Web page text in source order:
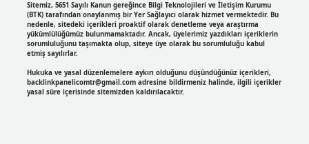
Sitemiz, 5651 Sayılı Kanun gereğince Bilgi Teknolojileri ve İletişim Kurumu
(BTK) tarafından onaylanmış bir Yer Sağlayıcı olarak hizmet vermektedir. Bu
nedenle, sitedeki içerikleri proaktif olarak denetleme veya araştırma
yükümlülüğümüz bulunmamaktadır. Ancak, üyelerimiz yazdıkları içeriklerin
sorumluluğunu taşımakta olup, siteye üye olarak bu sorumluluğu kabul
etmiş sayılırlar.
Hukuka ve yasal düzenlemelere aykırı olduğunu düşündüğünüz içerikleri,
backlinkpanelicomtr@gmail.comadresine bildirmeniz halinde, ilgili içerikler
yasal süre içerisinde sitemizden kaldırılacaktır.